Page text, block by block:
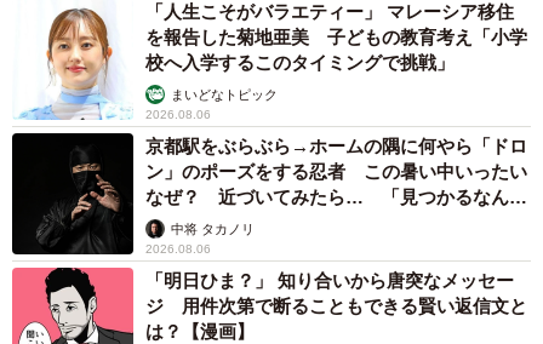
「人生こそがバラエティー」 マレーシア移住
を報告した菊地亜美 子どもの教育考え「小学
校へ入学するこのタイミングで挑戦」
まいどなトピック
2026.08.06
京都駅をぶらぶら→ホームの隅に何やら「ドロ
ン」のポーズをする忍者 この暑い中いったい
なぜ？ 近づいてみたら… 「見つかるなんて
未熟」中将 タカノリ
2026.08.06
「明日ひま？」 知り合いから唐突なメッセー
ジ 用件次第で断ることもできる賢い返信文と
は？【漫画】